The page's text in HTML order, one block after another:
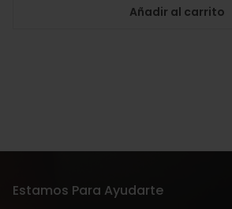
Añadir al carrito
Estamos Para Ayudarte